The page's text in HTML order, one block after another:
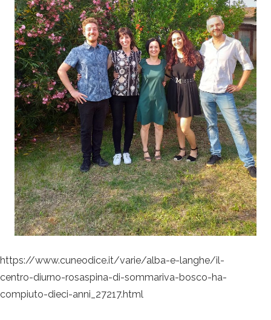
https://www.cuneodice.it/varie/alba-e-langhe/il-
centro-diurno-rosaspina-di-sommariva-bosco-ha-
compiuto-dieci-anni_27217.html